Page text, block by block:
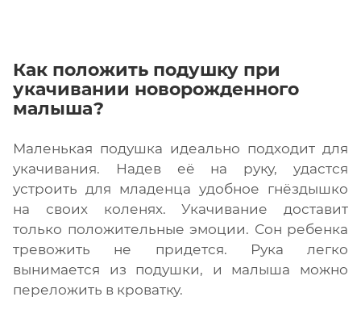
Как положить подушку при
укачивании новорожденного
малыша?
Маленькая подушка идеально подходит для
укачивания. Надев её на руку, удастся
устроить для младенца удобное гнёздышко
на своих коленях. Укачивание доставит
только положительные эмоции. Сон ребенка
тревожить не придется. Рука легко
вынимается из подушки, и малыша можно
переложить в кроватку.